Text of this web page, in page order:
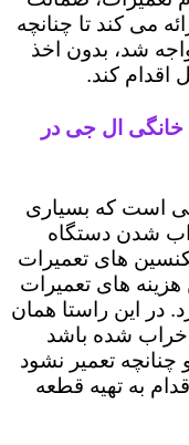
می کند تا چنانچه
شد، بدون اخذ
کند.
خانگی ال جی در
است که بسیاری
شدن دستگاه
های تعمیرات
های تعمیرات
در این راستا همان
خراب شده باشد
چنانچه تعمیر نشود
به تهیه قطعه